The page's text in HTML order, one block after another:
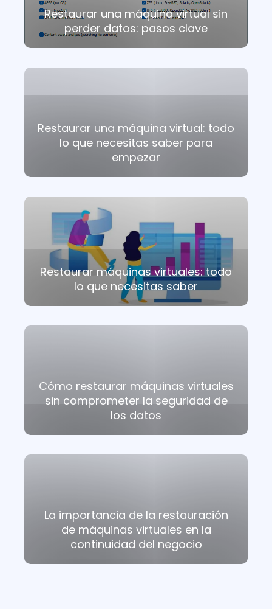
Restaurar una máquina virtual sin
perder datos: pasos clave
Restaurar una máquina virtual: todo
lo que necesitas saber para
empezar
Restaurar máquinas virtuales: todo
lo que necesitas saber
Cómo restaurar máquinas virtuales
sin comprometer la seguridad de
los datos
La importancia de la restauración
de máquinas virtuales en la
continuidad del negocio